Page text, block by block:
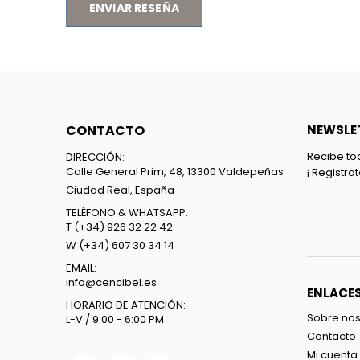
ENVIAR RESEÑA
CONTACTO
DIRECCIÓN:
Calle General Prim, 48, 13300 Valdepeñas
Ciudad Real, España
TELÉFONO & WHATSAPP:
T (+34) 926 32 22 42
W (+34) 607 30 34 14
EMAIL:
info@cencibel.es
HORARIO DE ATENCIÓN:
L-V / 9:00 - 6:00 PM
Recibe
¡
Sobre
Contacto
Mi cuenta